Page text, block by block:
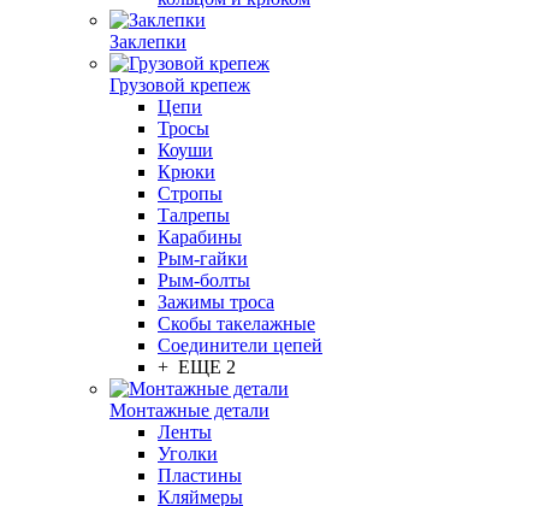
Заклепки
Грузовой крепеж
Цепи
Тросы
Коуши
Крюки
Стропы
Талрепы
Карабины
Рым-гайки
Рым-болты
Зажимы троса
Скобы такелажные
Соединители цепей
+ ЕЩЕ 2
Монтажные детали
Ленты
Уголки
Пластины
Кляймеры